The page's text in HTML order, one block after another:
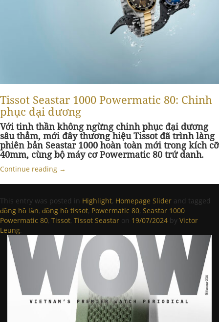
Tissot Seastar 1000 Powermatic 80: Chinh
phục đại dương
Với tinh thần không ngừng chinh phục đại dương
sâu thẳm, mới đây thương hiệu Tissot đã trình làng
phiên bản Seastar 1000 hoàn toàn mới trong kích cỡ
40mm, cùng bộ máy cơ Powermatic 80 trứ danh.
Continue reading →
This entry was posted in Highlight, Homepage Slider and tagged
đồng hồ lặn, đồng hồ tissot, Powermatic 80, Seastar 1000
Powermatic 80, Tissot, Tissot Seastar on 19/07/2024 by Victor
Leung.